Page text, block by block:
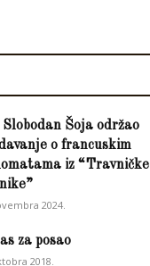
Šoja održao
o francuskim
iz “Travničke
2024.
za posao
2018.